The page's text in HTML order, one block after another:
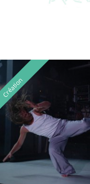
Création